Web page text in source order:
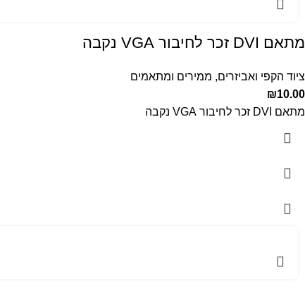
מתאם DVI זכר לחיבור VGA נקבה
ציוד הקפי ואביזרים, ממירים ומתאמים
₪10.00
מתאם DVI זכר לחיבור VGA נקבה